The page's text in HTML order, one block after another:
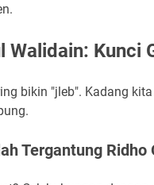
Walidain: Kunci
bikin "jleb". Kadang
Tergantung Ridho